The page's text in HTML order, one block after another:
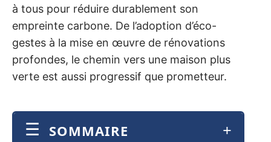
à tous pour réduire durablement son
empreinte carbone. De l’adoption d’éco-
gestes à la mise en œuvre de rénovations
profondes, le chemin vers une maison plus
verte est aussi progressif que prometteur.
SOMMAIRE